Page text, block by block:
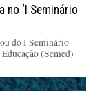
no ‘I Seminário
do I Seminário
(Semed)